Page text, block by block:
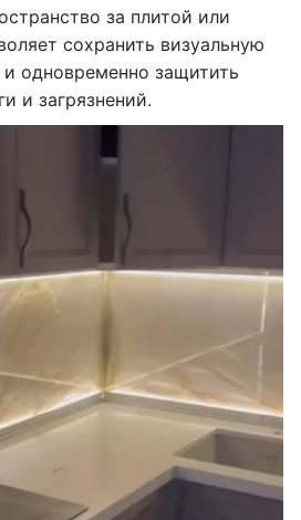
за плитой или
сохранить визуальную
и одновременно защитить
и загрязнений.